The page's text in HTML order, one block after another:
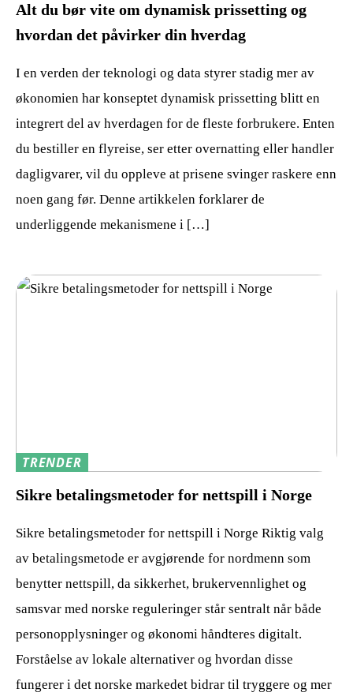
Alt du bør vite om dynamisk prissetting og
hvordan det påvirker din hverdag
I en verden der teknologi og data styrer stadig mer av
økonomien har konseptet dynamisk prissetting blitt en
integrert del av hverdagen for de fleste forbrukere. Enten
du bestiller en flyreise, ser etter overnatting eller handler
dagligvarer, vil du oppleve at prisene svinger raskere enn
noen gang før. Denne artikkelen forklarer de
underliggende mekanismene i […]
TRENDER
Sikre betalingsmetoder for nettspill i Norge
Sikre betalingsmetoder for nettspill i Norge Riktig valg
av betalingsmetode er avgjørende for nordmenn som
benytter nettspill, da sikkerhet, brukervennlighet og
samsvar med norske reguleringer står sentralt når både
personopplysninger og økonomi håndteres digitalt.
Forståelse av lokale alternativer og hvordan disse
fungerer i det norske markedet bidrar til tryggere og mer